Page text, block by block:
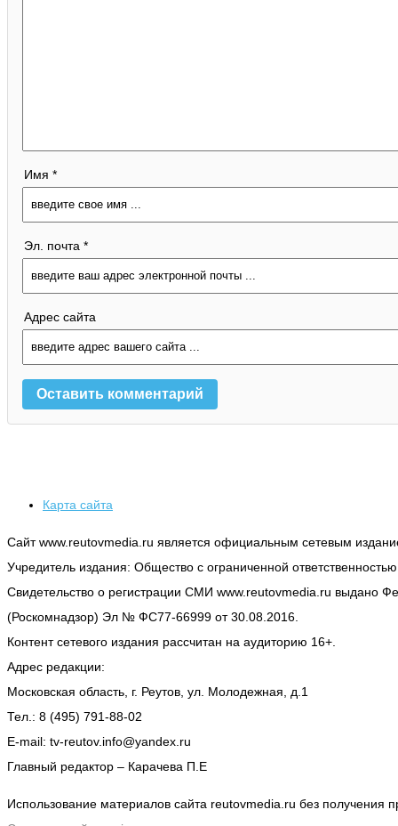
Имя *
Эл. почта *
Адрес сайта
Карта сайта
Сайт www.reutovmedia.ru является официальным сетевым
Учредитель издания: Общество с ограниченной
Свидетельство о регистрации СМИ www.reutovmedia.ru выдано
(Роскомнадзор) Эл № ФС77-66999 от 30.08.2016.
Контент сетевого издания рассчитан на аудиторию 16+.
Адрес редакции:
Московская область, г. Реутов, ул. Молодежная, д.1
Тел.: 8 (495) 791-88-02
E-mail: tv-reutov.info@yandex.ru
Главный редактор – Карачева П.Е
Использование материалов сайта reutovmedia.ru без